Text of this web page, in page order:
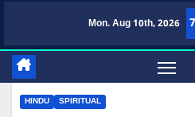
content
Mon. Aug 10th, 2026
TufaWrite – Latest Technology Updates,
HINDU SPIRITUAL